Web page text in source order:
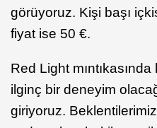
görüyoruz. Kişi başı
fiyat ise 50 €.
Red Light
ilginç bir deneyim
giriyoruz.